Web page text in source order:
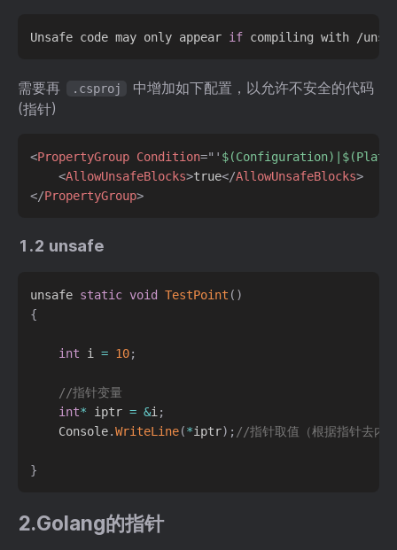
Unsafe code may only appear if
需要再 .csproj
中增加如下配置，以允许不安全的代码
(指针)
<PropertyGroup Condition=" '
<AllowUnsafeBlocks>true</AllowUnsafeBlocks>
</PropertyGroup>
1.2 unsafe
unsafe static void TestPoint ( )
{
int i = 10;
//指针变量
int* iptr = &i ;
    Console
.WriteLine(*iptr) ; //指针取值（根据指针去内
}
2.Golang的指针